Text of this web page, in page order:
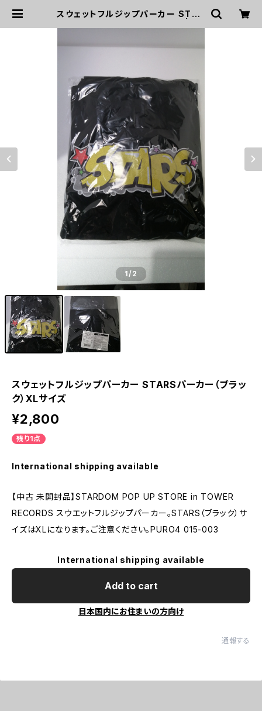
スウェットフルジップパーカー STAR
1/2
スウェットフルジップパーカー STARSパーカー（ブラッ
ク）XLサイズ
¥2,800
残り1点
International shipping available
【中古 未開封品】STARDOM POP UP STORE in TOWER
RECORDS スウエットフルジップパーカー。STARS（ブラック）サ
イズはXLになります。ご注意ください。PURO4 015-003
International shipping available
Add to cart
日本国内にお住まいの方向け
通報する